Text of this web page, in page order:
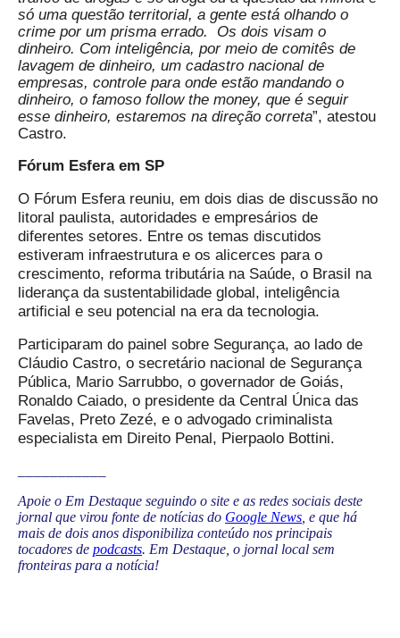
só uma questão territorial, a gente está olhando o
crime por um prisma errado. Os dois visam o
dinheiro. Com inteligência, por meio de comitês de
lavagem de dinheiro, um cadastro nacional de
empresas, controle para onde estão mandando o
dinheiro, o famoso follow the money, que é seguir
esse dinheiro, estaremos na direção correta”, atestou
Castro.
Fórum Esfera em SP
O Fórum Esfera reuniu, em dois dias de discussão no
litoral paulista, autoridades e empresários de
diferentes setores. Entre os temas discutidos
estiveram infraestrutura e os alicerces para o
crescimento, reforma tributária na Saúde, o Brasil na
liderança da sustentabilidade global, inteligência
artificial e seu potencial na era da tecnologia.
Participaram do painel sobre Segurança, ao lado de
Cláudio Castro, o secretário nacional de Segurança
Pública, Mario Sarrubbo, o governador de Goiás,
Ronaldo Caiado, o presidente da Central Única das
Favelas, Preto Zezé, e o advogado criminalista
especialista em Direito Penal, Pierpaolo Bottini.
Apoie o Em Destaque seguindo o site e as redes sociais deste
jornal que virou fonte de notícias do Google News , e que há
mais de dois anos disponibiliza conteúdo nos principais
tocadores de podcasts. Em Destaque, o jornal local sem
fronteiras para a notícia!